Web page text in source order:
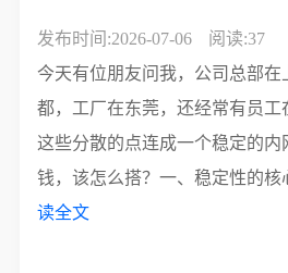
发布时间:2026-07-06
阅读:37
今天有位朋友问我，公司总部
都，工厂在东莞，还经常有员
这些分散的点连成一个稳定的内
钱，该怎么搭？一、稳定性的核
读全文